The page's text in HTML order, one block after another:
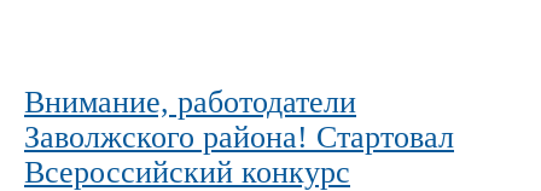
Внимание, работодатели
Заволжского района! Стартовал
Всероссийский конкурс